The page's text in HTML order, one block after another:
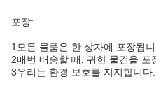
포장:
1모든 물품은 한 상자에 포장됩
2매번 배송할 때, 귀한 물건을 포
3우리는 환경 보호를 지지합니